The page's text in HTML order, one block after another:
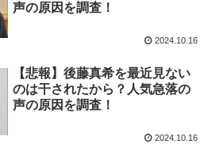
声の原因を調査！
2024.10.16
【悲報】後藤真希を最近見ない
のは干されたから？人気急落の
声の原因を調査！
2024.10.16